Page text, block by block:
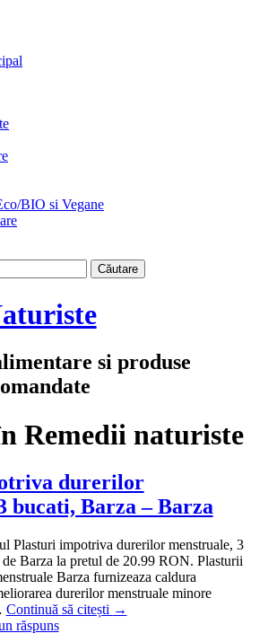
BIO si Vegane
si produse
Remedii naturiste
durerilor
bucati, Barza – Barza
Plasturi impotriva durerilor menstruale, 3
Barza la pretul de 20.99 RON. Plasturii
Barza furnizeaza caldura
durerilor menstruale minore
Continuă să citești →
răspuns